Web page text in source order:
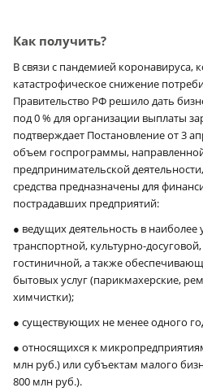
Как получить?
В связи с пандемией коронавируса,
катастрофическое снижение
Правительство РФ решило дать
под 0 % для организации выплаты
подтверждает Постановление от 3
объем госпрограммы,
предпринимательской
средства предназначены для
пострадавших предприятий:
● ведущих деятельность в
транспортной, культурно-
гостиничной, а также
бытовых услуг (парикмахерские,
химчистки);
● существующих не менее одного
● относящихся к
млн руб.) или субъектам малого
800 млн руб.).